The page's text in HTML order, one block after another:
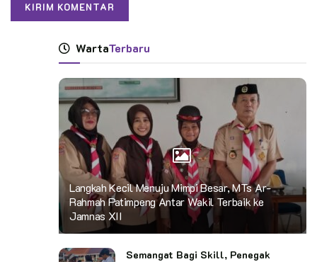
WartaTerbaru
Langkah Kecil Menuju Mimpi Besar, MTs Ar-
Rahmah Patimpeng Antar Wakil Terbaik ke
Jamnas XII
Semangat Bagi Skill, Penegak